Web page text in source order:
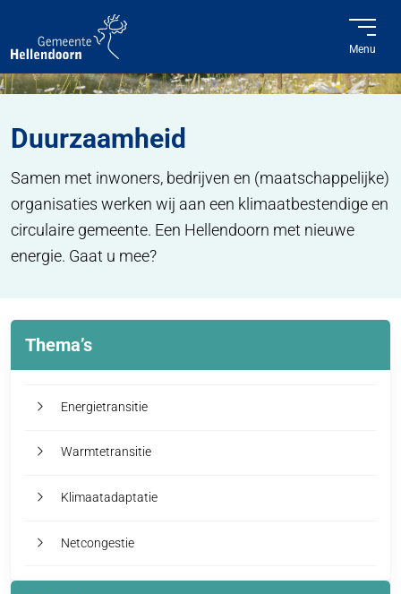
Menu
Home Duurzaamheid
Duurzaamheid
Samen met inwoners, bedrijven en (maatschappelijke)
organisaties werken wij aan een klimaatbestendige en
circulaire gemeente. Een Hellendoorn met nieuwe
energie. Gaat u mee?
Thema’s
Energietransitie
Warmtetransitie
Klimaatadaptatie
Netcongestie